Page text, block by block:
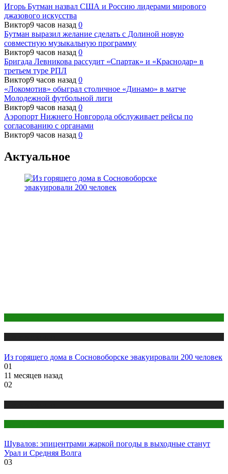
Игорь Бутман назвал США и Россию лидерами мирового
джазового искусства
Виктор9 часов назад 0
Бутман выразил желание сделать с Долиной новую
совместную музыкальную программу
Виктор9 часов назад 0
Бригада Левникова рассудит «Спартак» и «Краснодар» в
третьем туре РПЛ
Виктор9 часов назад 0
«Локомотив» обыграл столичное «Динамо» в матче
Молодежной футбольной лиги
Виктор9 часов назад 0
Аэропорт Нижнего Новгорода обслуживает рейсы по
согласованию c органами
Виктор9 часов назад 0
Актуальное
Из горящего дома в Сосновоборске эвакуировали 200 человек
01
11 месяцев назад
02
Шувалов: эпицентрами жаркой погоды в выходные станут
Урал и Средняя Волга
03